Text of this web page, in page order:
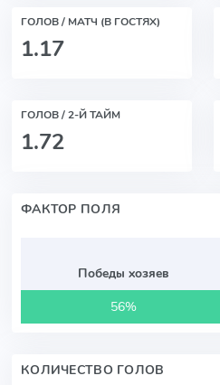
ГОЛОВ / МАТЧ (В ГОСТЯХ)
1.17
ГОЛОВ / 2-Й ТАЙМ
1.72
ФАКТОР ПОЛЯ
Победы хозяев
56%
КОЛИЧЕСТВО ГОЛОВ